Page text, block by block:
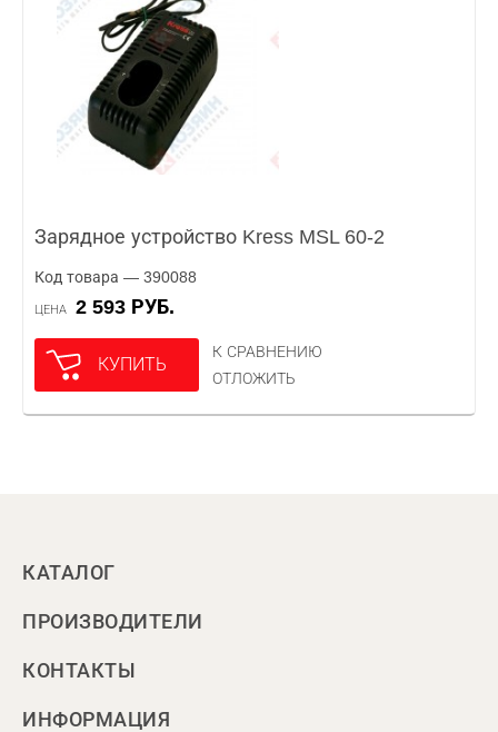
Зарядное устройство Kress MSL 60-2
Код товара — 390088
ЦЕНА 2 593 РУБ.
КУПИТЬ
К СРАВНЕНИЮ
ОТЛОЖИТЬ
КАТАЛОГ
ПРОИЗВОДИТЕЛИ
КОНТАКТЫ
ИНФОРМАЦИЯ